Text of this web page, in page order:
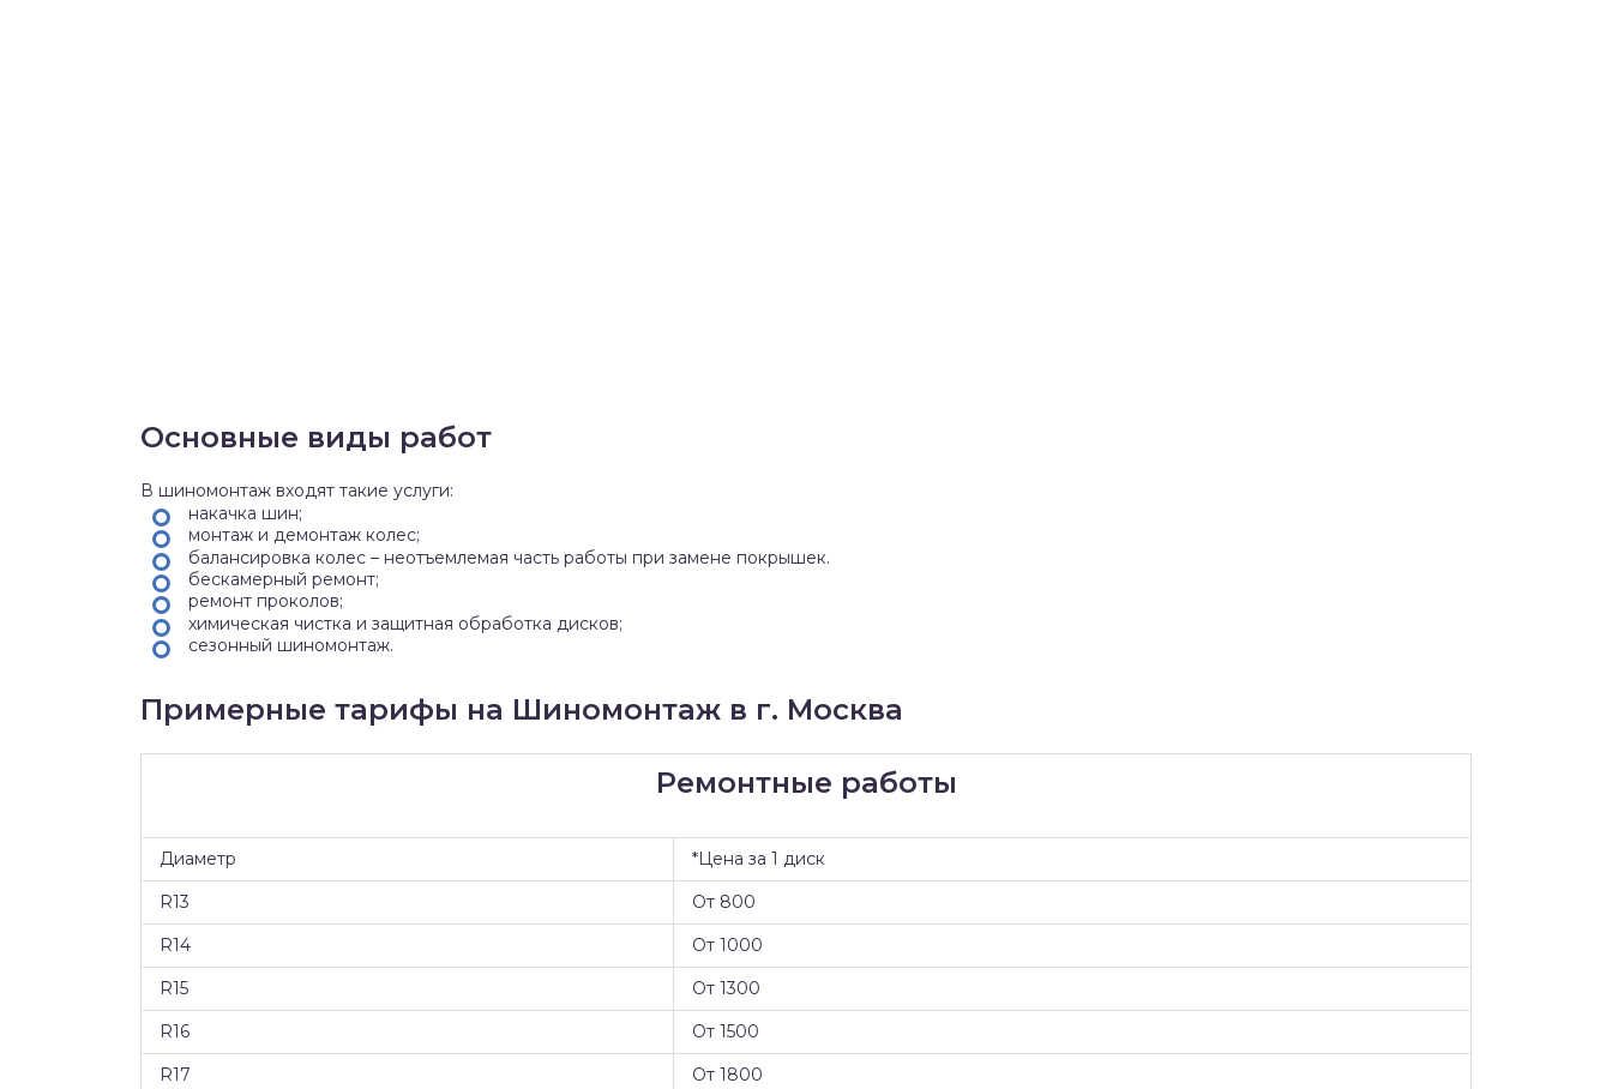
Основные виды работ
В шиномонтаж входят такие услуги:
накачка шин;
монтаж и демонтаж колес;
балансировка колес – неотъемлемая часть работы при замене покрышек.
бескамерный ремонт;
ремонт проколов;
химическая чистка и защитная обработка дисков;
сезонный шиномонтаж.
Примерные тарифы на Шиномонтаж в г. Москва
Ремонтные работы
Диаметр
*Цена за 1 диск
R13
От 800
R14
От 1000
R15
От 1300
R16
От 1500
R17
От 1800